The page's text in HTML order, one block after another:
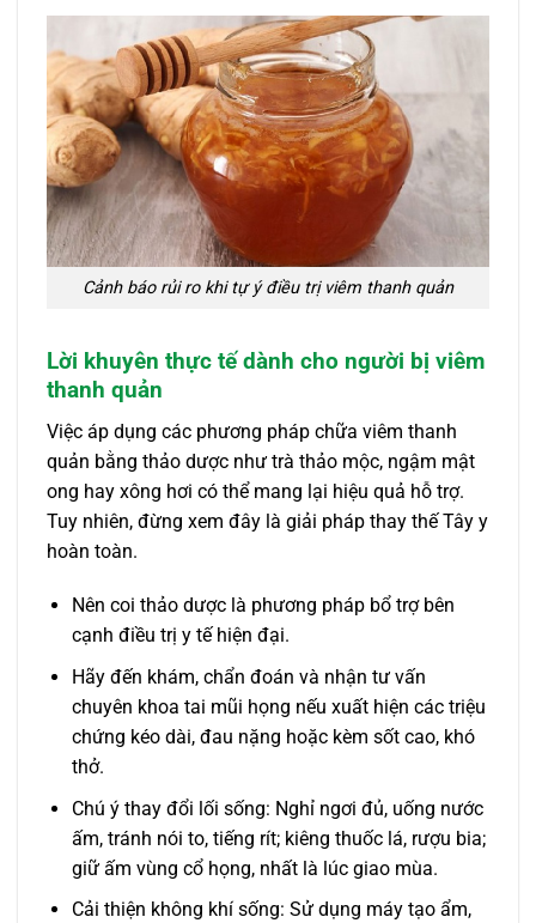
Cảnh báo rủi ro khi tự ý điều trị viêm thanh quản
Lời khuyên thực tế dành cho người bị viêm
thanh quản
Việc áp dụng các phương pháp chữa viêm thanh
quản bằng thảo dược như trà thảo mộc, ngậm mật
ong hay xông hơi có thể mang lại hiệu quả hỗ trợ.
Tuy nhiên, đừng xem đây là giải pháp thay thế Tây y
hoàn toàn.
Nên coi thảo dược là phương pháp bổ trợ bên
cạnh điều trị y tế hiện đại.
Hãy đến khám, chẩn đoán và nhận tư vấn
chuyên khoa tai mũi họng nếu xuất hiện các triệu
chứng kéo dài, đau nặng hoặc kèm sốt cao, khó
thở.
Chú ý thay đổi lối sống: Nghỉ ngơi đủ, uống nước
ấm, tránh nói to, tiếng rít; kiêng thuốc lá, rượu bia;
giữ ấm vùng cổ họng, nhất là lúc giao mùa.
Cải thiện không khí sống: Sử dụng máy tạo ẩm,